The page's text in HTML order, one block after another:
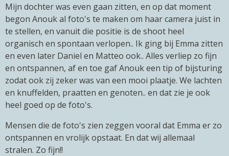
Mijn dochter was even gaan zitten, en op dat moment
begon Anouk al foto's te maken om haar camera juist in
te stellen, en vanuit die positie is de shoot heel
organisch en spontaan verlopen.. Ik ging bij Emma zitten
en even later Daniel en Matteo ook.. Alles verliep zo fijn
en ontspannen, af en toe gaf Anouk een tip of bijsturing
zodat ook zij zeker was van een mooi plaatje. We lachten
en knuffelden, praatten en genoten.. en dat zie je ook
heel goed op de foto's.
Mensen die de foto's zien zeggen vooral dat Emma er zo
ontspannen en vrolijk opstaat. En dat wij allemaal
stralen. Zo fijn!!